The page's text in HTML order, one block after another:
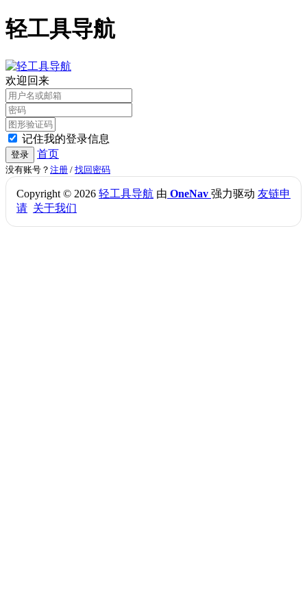
轻工具导航
欢迎回来
记住我的登录信息
登录 首页
没有账号？ 注册 / 找回密码
Copyright © 2026 轻工具导航 由 OneNav 强力驱动 友链申
请 关于我们